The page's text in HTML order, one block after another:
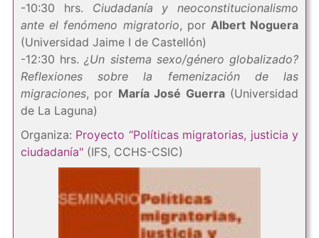
-10:30 hrs. Ciudadanía y neoconstitucionalismo
ante el fenómeno migratorio, por Albert Noguera
(Universidad Jaime I de Castellón)
-12:30 hrs.¿Un sistema sexo/género globalizado?
Reflexiones sobre la femenización de las
migraciones, por María José Guerra(Universidad
de La Laguna)
Organiza: Proyecto “Políticas migratorias, justicia y
ciudadanía"(IFS, CCHS-CSIC)